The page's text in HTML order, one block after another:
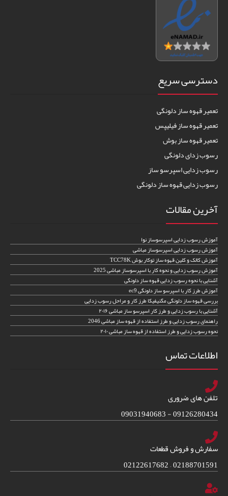
دسترسی سریع
تعمیر قهوه ساز دلونگی
تعمیر قهوه ساز فیلیپس
تعمیر قهوه ساز بوش
رسوب زدای دلونگی
رسوب زدایی اسپرسو ساز
رسوب زدایی قهوه ساز دلونگی
آخرین مقالات
آموزش رسوب زدایی اسپرسوساز نوا
آموزش رسوب زدایی اسپرسوساز مباشی
آموزش کالک و کلین قهوه ساز توکار بوش TCC78K
آموزش رسوب زدایی و نحوه کار با اسپرسوساز مباشی 2025
آشنایی با نحوه رسوب زدایی قهوه ساز دلونگی
آموزش طرز کار با اسپرسو ساز دلونگی ec9
بررسی قهوه ساز دلونگی مگنیفیکا طرز کار و مراحل رسوب زدایی
آشنایی با رسوب زدایی و طرز کار اسپرسو ساز مباشی ۲۰۱۶
راهنمای رسوب زدایی و طرز استفاده از قهوه ساز مباشی 2046
نحوه رسوب زدایی و طرز استفاده از قهوه ساز مباشی ۲۰۱۰
اطلاعات تماس
تلفن های ضروری
09126280434 - 09031940683
سفارش و فروش قطعات
02188701591 – 02122617682